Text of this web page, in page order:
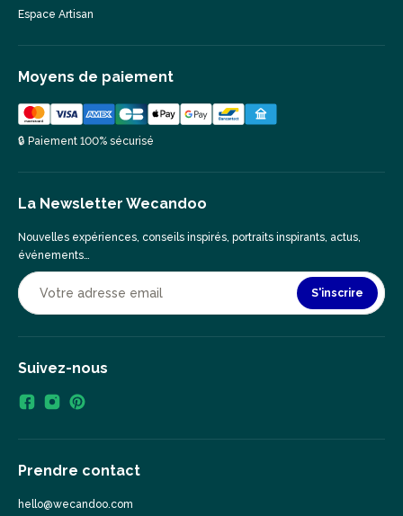
Espace Artisan
Moyens de paiement
🔒 Paiement 100% sécurisé
La Newsletter Wecandoo
Nouvelles expériences, conseils inspirés, portraits inspirants, actus,
événements…
S'inscrire
Suivez-nous
Prendre contact
hello@wecandoo.com